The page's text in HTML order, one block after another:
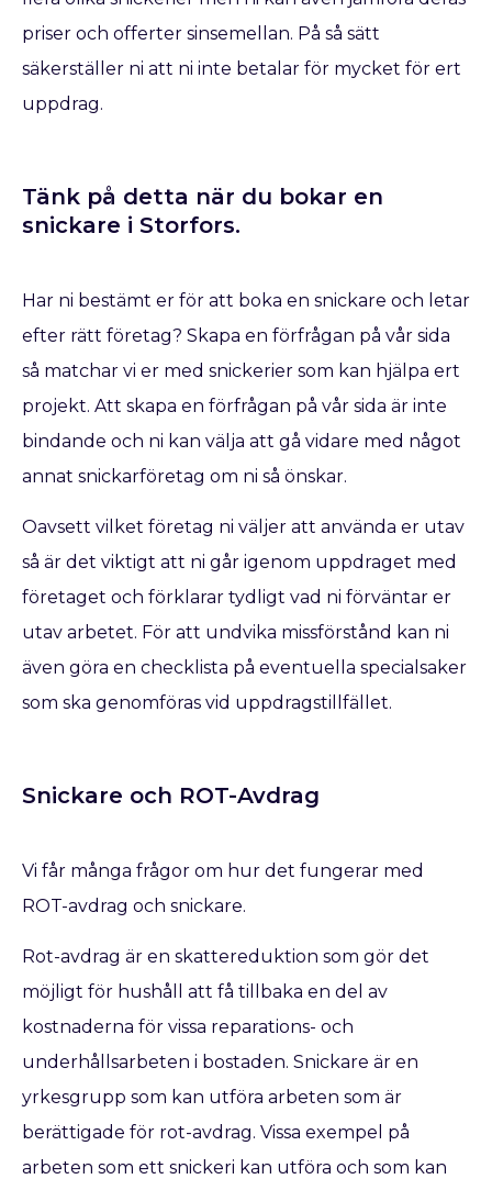
priser och offerter sinsemellan. På så sätt
säkerställer ni att ni inte betalar för mycket för ert
uppdrag.
Tänk på detta när du bokar en
snickare​ i Storfors.
Har ni bestämt er för att boka en snickare och letar
efter rätt företag? Skapa en förfrågan på vår sida
så matchar vi er med snickerier som kan hjälpa ert
projekt. Att skapa en förfrågan på vår sida är inte
bindande och ni kan välja att gå vidare med något
annat snickarföretag om ni så önskar.
Oavsett vilket företag ni väljer att använda er utav
så är det viktigt att ni går igenom uppdraget med
företaget och förklarar tydligt vad ni förväntar er
utav arbetet. För att undvika missförstånd kan ni
även göra en checklista på eventuella specialsaker
som ska genomföras vid uppdragstillfället.
Snickare och ROT-Avdrag
Vi får många frågor om hur det fungerar med
ROT-avdrag och snickare.
Rot-avdrag är en skattereduktion som gör det
möjligt för hushåll att få tillbaka en del av
kostnaderna för vissa reparations- och
underhållsarbeten i bostaden. Snickare är en
yrkesgrupp som kan utföra arbeten som är
berättigade för rot-avdrag. Vissa exempel på
arbeten som ett snickeri kan utföra och som kan